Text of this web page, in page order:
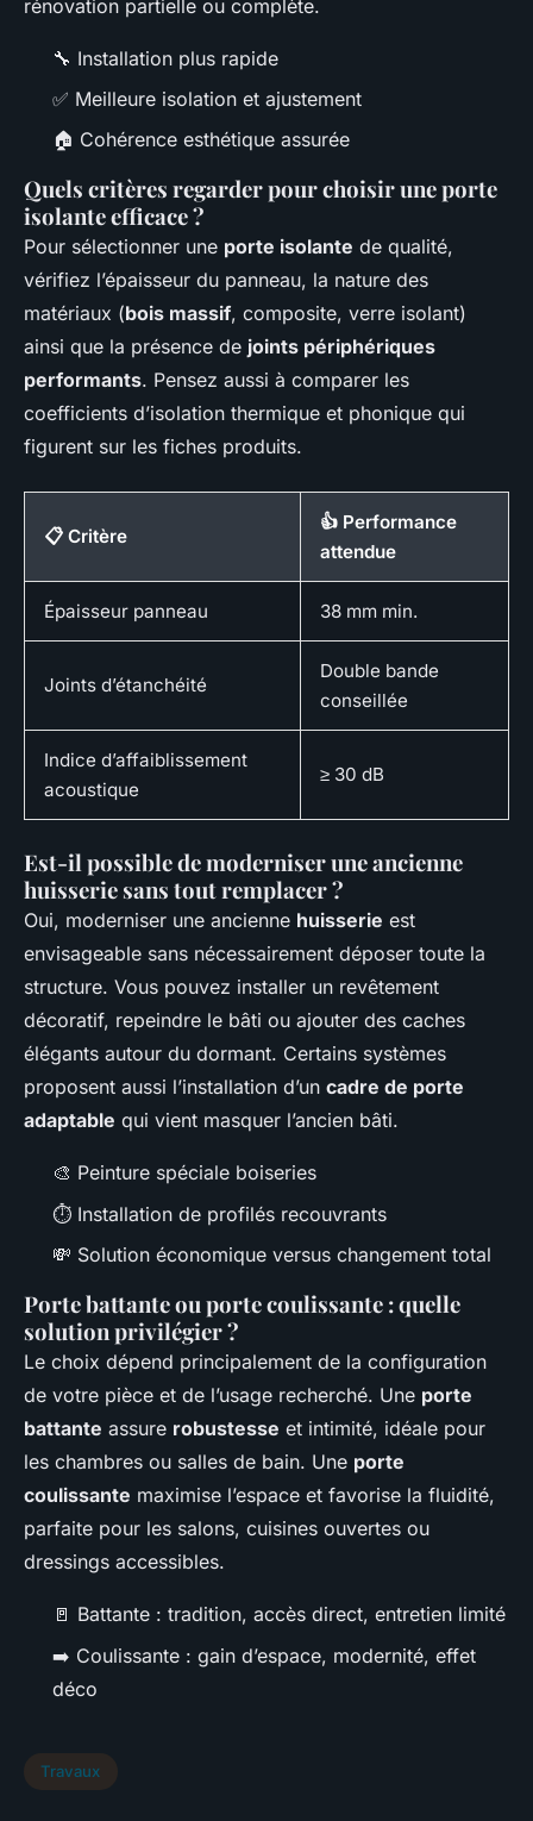
rénovation partielle ou complète.
🔧 Installation plus rapide
✅ Meilleure isolation et ajustement
🏠 Cohérence esthétique assurée
Quels critères regarder pour choisir une porte
isolante efficace ?
Pour sélectionner une porte isolante de qualité,
vérifiez l’épaisseur du panneau, la nature des
matériaux (bois massif, composite, verre isolant)
ainsi que la présence de joints périphériques
performants. Pensez aussi à comparer les
coefficients d’isolation thermique et phonique qui
figurent sur les fiches produits.
📋 Critère
👍 Performance
attendue
Épaisseur panneau 38 mm min.
Joints d’étanchéité
Double bande
conseillée
Indice d’affaiblissement
acoustique
≥ 30 dB
Est-il possible de moderniser une ancienne
huisserie sans tout remplacer ?
Oui, moderniser une ancienne huisserie est
envisageable sans nécessairement déposer toute la
structure. Vous pouvez installer un revêtement
décoratif, repeindre le bâti ou ajouter des caches
élégants autour du dormant. Certains systèmes
proposent aussi l’installation d’un cadre de porte
adaptable qui vient masquer l’ancien bâti.
🎨 Peinture spéciale boiseries
⏱️ Installation de profilés recouvrants
💸 Solution économique versus changement total
Porte battante ou porte coulissante : quelle
solution privilégier ?
Le choix dépend principalement de la configuration
de votre pièce et de l’usage recherché. Une porte
battante assure robustesse et intimité, idéale pour
les chambres ou salles de bain. Une porte
coulissante maximise l’espace et favorise la fluidité,
parfaite pour les salons, cuisines ouvertes ou
dressings accessibles.
🚪 Battante : tradition, accès direct, entretien limité
➡️ Coulissante : gain d’espace, modernité, effet
déco
Travaux